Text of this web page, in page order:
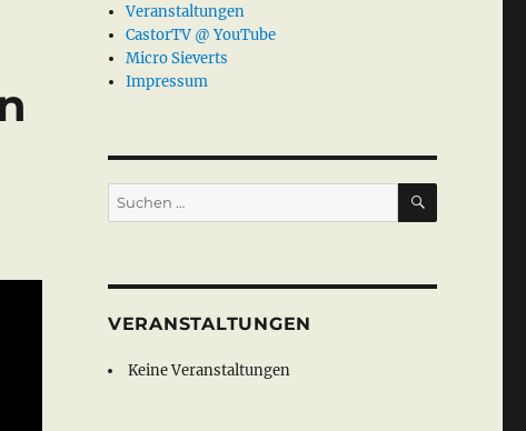
Veranstaltungen
CastorTV @ YouTube
Micro Sieverts
Impressum
Suche
nach:
SUCHEN
VERANSTALTUNGEN
Keine Veranstaltungen